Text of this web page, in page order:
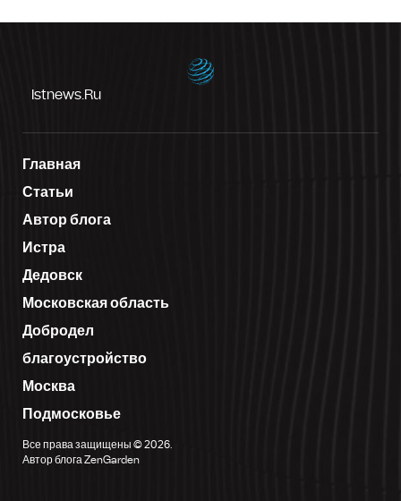
Istnews.ru
Главная
Статьи
Автор блога
Истра
Дедовск
Московская область
Добродел
благоустройство
Москва
Подмосковье
Все права защищены © 2026.
Автор блога ZenGarden